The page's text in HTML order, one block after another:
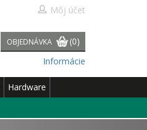
Môj účet
OBJEDNÁVKA
(0)
Informácie
Hardware